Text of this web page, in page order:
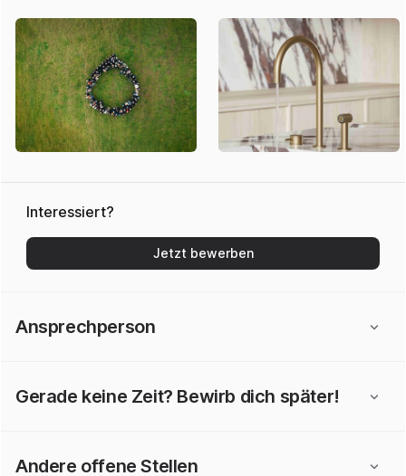
Interessiert?
Jetzt bewerben
Ansprechperson
Gerade keine Zeit? Bewirb dich später!
Andere offene Stellen